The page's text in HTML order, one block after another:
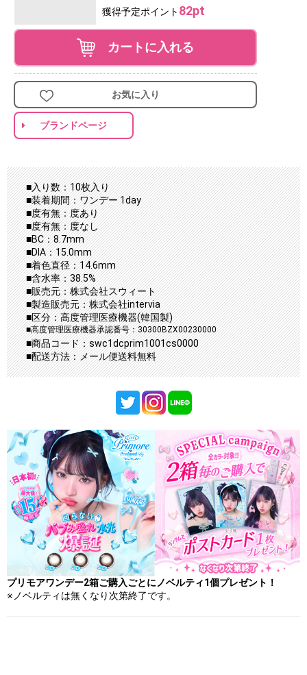
獲得予定ポイント 82pt
カートに入れる
お気に入り
ブランドページ
■入り数：10枚入り
■装着期間：ワンデー 1day
■度有無：度あり
■度有無：度なし
■BC：8.7mm
■DIA：15.0mm
■着色直径：14.6mm
■含水率：38.5%
■販売元：株式会社スウィート
■製造販売元：株式会社intervia
■区分：高度管理医療機器(韓国製)
■高度管理医療機器承認番号：30300BZX00230000
■商品コード：swc1dcprim1001cs0000
■配送方法：メール便送料無料
プリモアワンデー2箱ご購入ごとにノベルティ1個プレゼント！
※ノベルティは無くなり次第終了です。